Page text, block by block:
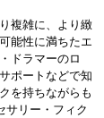
複雑に、より緻
能性に満ちたエ
ドラマーのロ
ポートなどで知
を持ちながらも
サリー・フィク